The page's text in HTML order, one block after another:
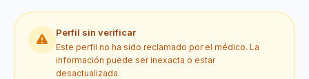
Perfil sin verificar
Este perfil no ha sido reclamado por el médico. La
información puede ser inexacta o estar
desactualizada.